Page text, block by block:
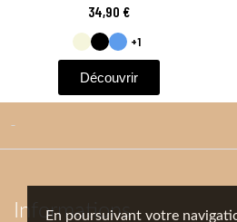
En poursuivant votre
34,90 €
+1
Découvrir

Informations